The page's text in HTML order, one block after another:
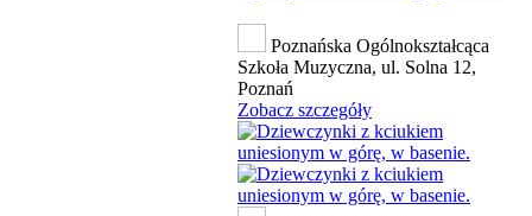
Poznańska Ogólnokształcąca
Szkoła Muzyczna, ul. Solna 12,
Poznań
Zobacz szczegóły